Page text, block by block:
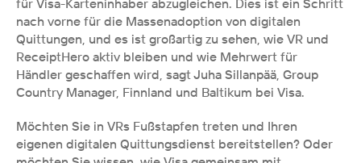
für Visa-Karteninhaber abzugleichen. Dies ist ein Schritt
nach vorne für die Massenadoption von digitalen
Quittungen, und es ist großartig zu sehen, wie VR und
ReceiptHero aktiv bleiben und wie Mehrwert für
Händler geschaffen wird, sagt Juha Sillanpää, Group
Country Manager, Finnland und Baltikum bei Visa.
Möchten Sie in VRs Fußstapfen treten und Ihren
eigenen digitalen Quittungsdienst bereitstellen? Oder